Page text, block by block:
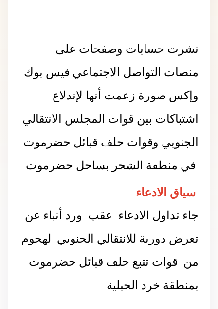
نشرت حسابات وصفحات على
منصات التواصل الاجتماعي فيس بوك
وإكس صورة زعمت أنها لإندلاع
اشتباكات بين قوات المجلس الانتقالي
الجنوبي وقوات حلف قبائل حضرموت
في منطقة الشحر بساحل حضرموت
سياق الادعاء
جاء تداول الادعاء عقب ورد أنباء عن
تعرض دورية للانتقالي الجنوبي لهجوم
من قوات تتبع حلف قبائل حضرموت
بمنطقة خرد الجبلية